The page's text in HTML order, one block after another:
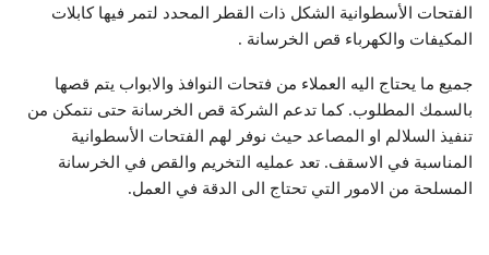
الفتحات الأسطوانية الشكل ذات القطر المحدد لتمر فيها كابلات
المكيفات والكهرباء قص الخرسانة .
جميع ما يحتاج اليه العملاء من فتحات النوافذ والابواب يتم قصها
بالسمك المطلوب. كما تدعم الشركة قص الخرسانة حتى نتمكن من
تنفيذ السلالم او المصاعد حيث نوفر لهم الفتحات الأسطوانية
المناسبة في الاسقف. تعد عمليه التخريم والقص في الخرسانة
المسلحة من الامور التي تحتاج الى الدقة في العمل.